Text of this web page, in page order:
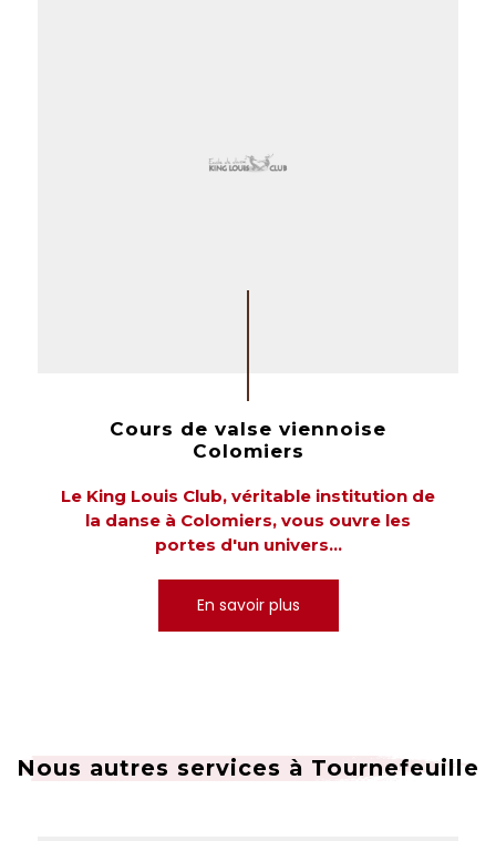
Cours de valse viennoise
Colomiers
Le King Louis Club, véritable institution de
la danse à Colomiers, vous ouvre les
portes d'un univers...
En savoir plus
Nous autres services à Tournefeuille